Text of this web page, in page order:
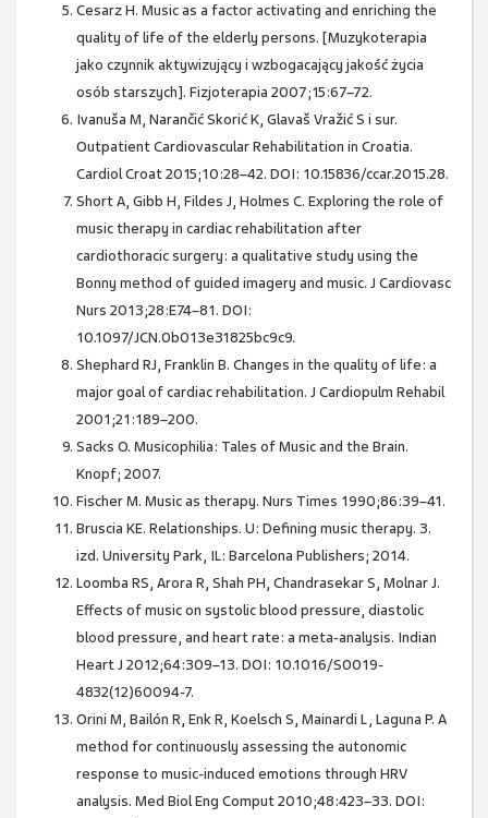
Cesarz H. Music as a factor activating and enriching the
quality of life of the elderly persons. [Muzykoterapia
jako czynnik aktywizujący i wzbogacający jakość życia
osób starszych]. Fizjoterapia 2007;15:67–72.
Ivanuša M, Narančić Skorić K, Glavaš Vražić S i sur.
Outpatient Cardiovascular Rehabilitation in Croatia.
Cardiol Croat 2015;10:28–42. DOI: 10.15836/ccar.2015.28.
Short A, Gibb H, Fildes J, Holmes C. Exploring the role of
music therapy in cardiac rehabilitation after
cardiothoracic surgery: a qualitative study using the
Bonny method of guided imagery and music. J Cardiovasc
Nurs 2013;28:E74–81. DOI:
10.1097/JCN.0b013e31825bc9c9.
Shephard RJ, Franklin B. Changes in the quality of life: a
major goal of cardiac rehabilitation. J Cardiopulm Rehabil
2001;21:189–200.
Sacks O. Musicophilia: Tales of Music and the Brain.
Knopf; 2007.
Fischer M. Music as therapy. Nurs Times 1990;86:39–41.
Bruscia KE. Relationships. U: Defining music therapy. 3.
izd. University Park, IL: Barcelona Publishers; 2014.
Loomba RS, Arora R, Shah PH, Chandrasekar S, Molnar J.
Effects of music on systolic blood pressure, diastolic
blood pressure, and heart rate: a meta-analysis. Indian
Heart J 2012;64:309–13. DOI: 10.1016/S0019-
4832(12)60094-7.
Orini M, Bailón R, Enk R, Koelsch S, Mainardi L, Laguna P. A
method for continuously assessing the autonomic
response to music-induced emotions through HRV
analysis. Med Biol Eng Comput 2010;48:423–33. DOI: